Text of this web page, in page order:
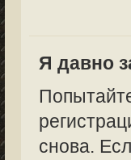
Я давно
снова.